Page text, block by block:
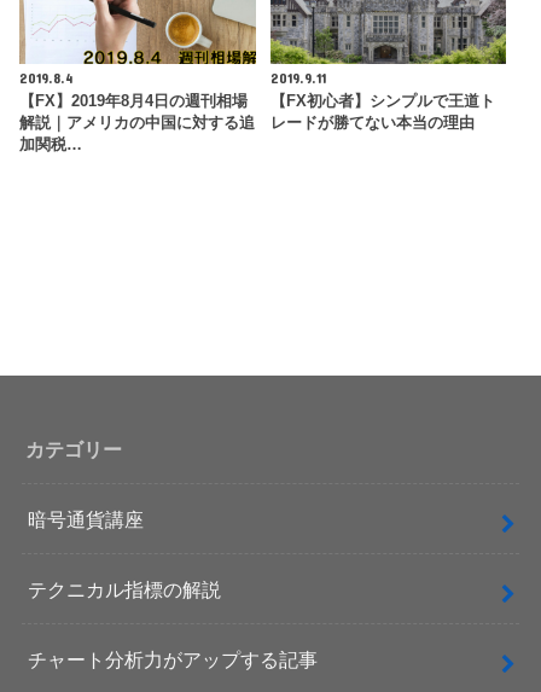
2019.8.4
【FX】2019年8月4日の週刊相場
解説｜アメリカの中国に対する追
加関税…
2019.9.11
【FX初心者】シンプルで王道ト
レードが勝てない本当の理由
カテゴリー
暗号通貨講座
テクニカル指標の解説
チャート分析力がアップする記事